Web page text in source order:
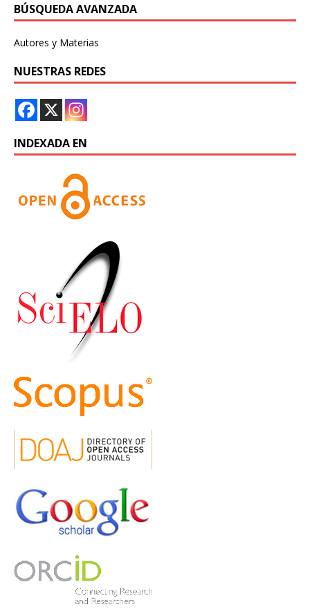
BÚSQUEDA AVANZADA
Autores y Materias
NUESTRAS REDES
INDEXADA EN